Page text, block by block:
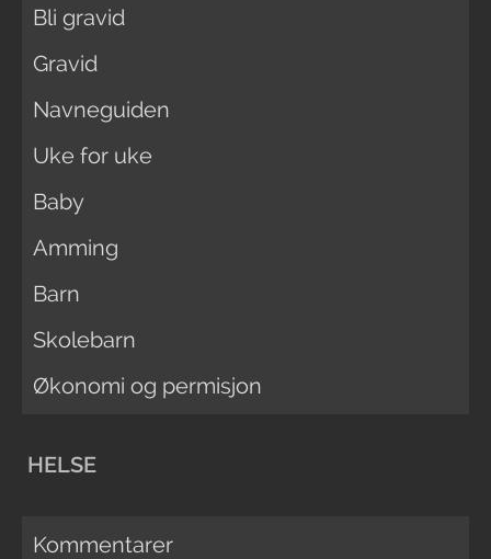
Bli gravid
Gravid
Navneguiden
Uke for uke
Baby
Amming
Barn
Skolebarn
Økonomi og permisjon
HELSE
Kommentarer